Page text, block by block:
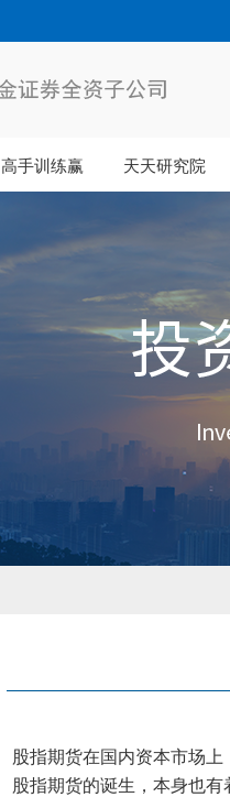
高手训练赢 天天研究院
股指期货在国内资本市场
股指期货的诞生，本身也